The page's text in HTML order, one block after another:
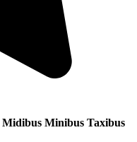
Midibus Minibus Taxibus